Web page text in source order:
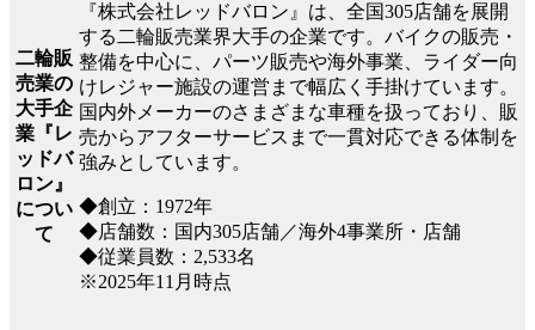
二輪販
売業の
大手企
業『レ
ッドバ
ロン』
につい
て
『株式会社レッドバロン』は、全国305店舗を展開
する二輪販売業界大手の企業です。バイクの販売・
整備を中心に、パーツ販売や海外事業、ライダー向
けレジャー施設の運営まで幅広く手掛けています。
国内外メーカーのさまざまな車種を扱っており、販
売からアフターサービスまで一貫対応できる体制を
強みとしています。
◆創立：1972年
◆店舗数：国内305店舗／海外4事業所・店舗
◆従業員数：2,533名
※2025年11月時点